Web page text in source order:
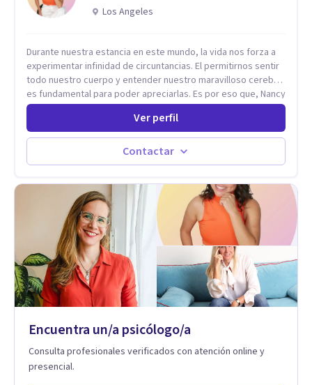
Los Angeles
Durante nuestra estancia en este mundo, la vida nos forza a
experimentar infinidad de circuntancias. El permitirnos sentir
todo nuestro cuerpo y entender nuestro maravilloso cerebro,
es fundamental para poder apreciarlas. Es por eso que, Nancy
Damian esta dispuesta a brindarte una mano amiga atravez de
herramientas fundamentales para crecer y fortalecer tu
mente, alma y SER. El cómo percibimos y manejamos
nuestros diarios sucesos es el detonator que nos lleva al
resultado de efectos impactantes que se nos quedaran
hermosa vida que hay, es mi placer y deleite ya que ser FELIZ
es derecho de toda la GENTE.
Ver perfil
Contactar
Encuentra un/a psicólogo/a
Consulta profesionales verificados con atención online y
presencial.